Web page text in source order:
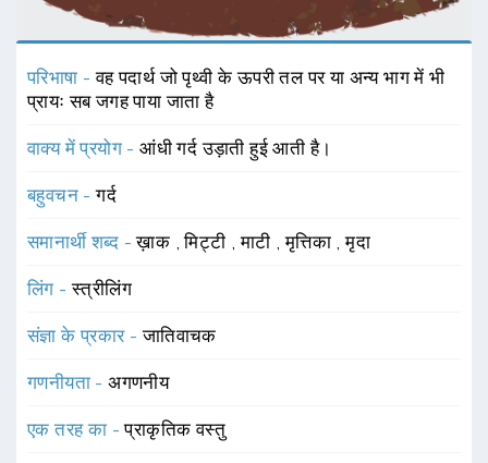
परिभाषा -वह पदार्थ जो पृथ्वी के ऊपरी तल पर या अन्य भाग में भी
प्रायः सब जगह पाया जाता है
वाक्य में प्रयोग -आंधी गर्द उड़ाती हुई आती है।
बहुवचन -गर्द
समानार्थी शब्द -ख़ाक ,मिट्टी ,माटी ,मृत्तिका ,मृदा
लिंग -स्त्रीलिंग
संज्ञा के प्रकार -जातिवाचक
गणनीयता -अगणनीय
एक तरह का -प्राकृतिक वस्तु